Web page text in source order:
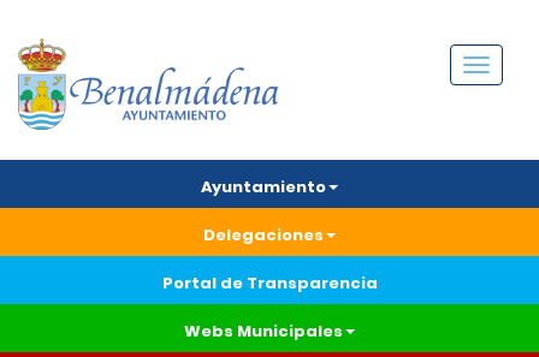
Menú
Ayuntamiento
Delegaciones
Portal de Transparencia
Webs Municipales